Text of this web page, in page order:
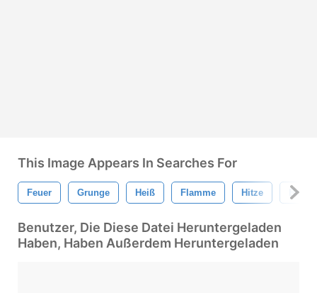
This Image Appears In Searches For
Feuer Grunge Heiß Flamme Hitze
Benutzer, Die Diese Datei Heruntergeladen
Haben, Haben Außerdem Heruntergeladen